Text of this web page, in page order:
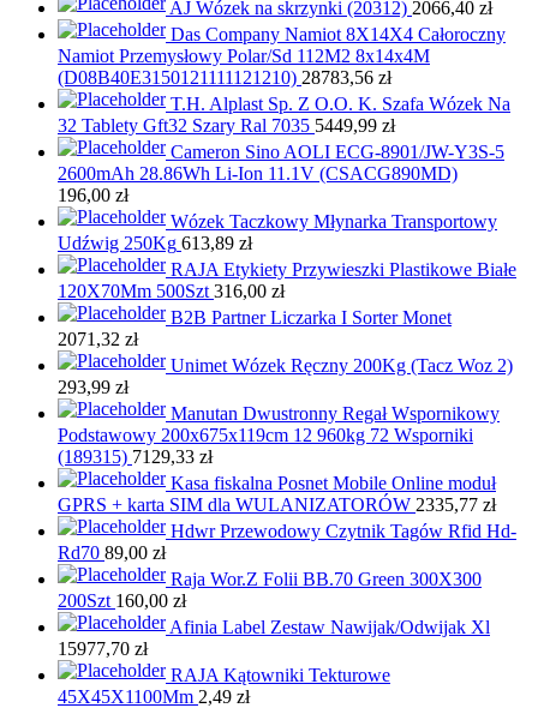
AJ Wózek na skrzynki (20312) 2066,40 zł
Das Company Namiot 8X14X4 Całoroczny
Namiot Przemysłowy Polar/Sd 112M2 8x14x4M
(D08B40E3150121111121210) 28783,56 zł
T.H. Alplast Sp. Z O.O. K. Szafa Wózek Na
32 Tablety Gft32 Szary Ral 7035 5449,99 zł
Cameron Sino AOLI ECG-8901/JW-Y3S-5
2600mAh 28.86Wh Li-Ion 11.1V (CSACG890MD)
196,00 zł
Wózek Taczkowy Młynarka Transportowy
Udźwig 250Kg 613,89 zł
RAJA Etykiety Przywieszki Plastikowe Białe
120X70Mm 500Szt 316,00 zł
B2B Partner Liczarka I Sorter Monet
2071,32 zł
Unimet Wózek Ręczny 200Kg (Tacz Woz 2)
293,99 zł
Manutan Dwustronny Regał Wspornikowy
Podstawowy 200x675x119cm 12 960kg 72 Wsporniki
(189315) 7129,33 zł
Kasa fiskalna Posnet Mobile Online moduł
GPRS + karta SIM dla WULANIZATORÓW 2335,77 zł
Hdwr Przewodowy Czytnik Tagów Rfid Hd-
Rd70 89,00 zł
Raja Wor.Z Folii BB.70 Green 300X300
200Szt 160,00 zł
Afinia Label Zestaw Nawijak/Odwijak Xl
15977,70 zł
RAJA Kątowniki Tekturowe
45X45X1100Mm 2,49 zł